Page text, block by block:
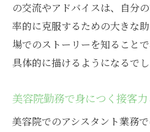
の交流やアドバイスは、自分
率的に克服するための大きな
場でのストーリーを知ること
具体的に描けるようになるでし
美容院勤務で身につく接客
美容院でのアシスタント業務